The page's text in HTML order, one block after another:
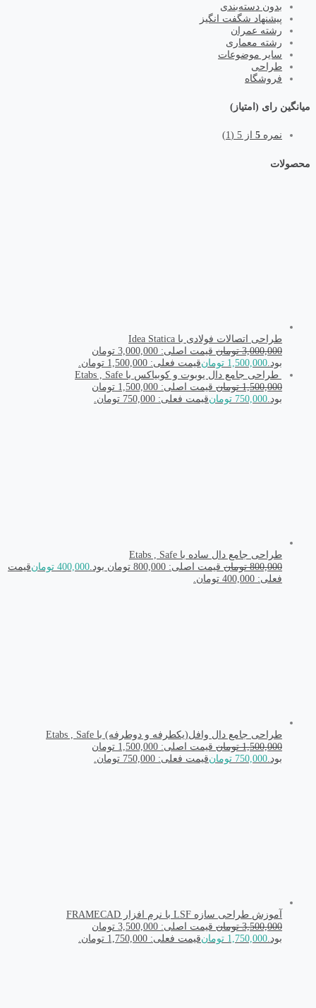
بدون دسته‌بندی
پیشنهاد شگفت انگیز
رشته عمران
رشته معماری
سایر موضوعات
طراحی
فروشگاه
میانگین رای (امتیاز)
نمره 5 از 5 (1)
محصولات
طراحی اتصالات فولادی با Idea Statica
3,000,000 تومان
قیمت اصلی: 3,000,000 تومان
بود.1,500,000 تومانقیمت فعلی: 1,500,000 تومان.
طراحی جامع دال یوبوت و کوبیاکس با Etabs , Safe
1,500,000 تومان
قیمت اصلی: 1,500,000 تومان
بود.750,000 تومانقیمت فعلی: 750,000 تومان.
طراحی جامع دال ساده با Etabs , Safe
800,000 تومان قیمت اصلی: 800,000 تومان بود. 400,000 تومانقیمت
فعلی: 400,000 تومان.
طراحی جامع دال وافل(یکطرفه و دوطرفه) با Etabs , Safe
1,500,000 تومان
قیمت اصلی: 1,500,000 تومان
بود.750,000 تومانقیمت فعلی: 750,000 تومان.
آموزش طراحی سازه LSF با نرم افزار FRAMECAD
3,500,000 تومان
قیمت اصلی: 3,500,000 تومان
بود.1,750,000 تومانقیمت فعلی: 1,750,000 تومان.